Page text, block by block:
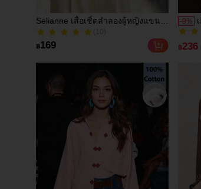
Selianne เสื้อเชิ้ตลำลองผู้หญิงแขน
ยาว คอวีเว้า ลายดอกไม้
฿169
-9%
200+ ข
200+ ข
฿236